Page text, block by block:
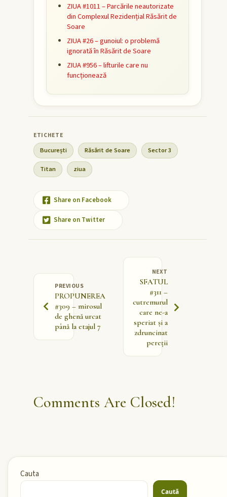
ZIUA #1011 – Parcările neautorizate
din Complexul Rezidențial Răsărit de
Soare
ZIUA #26 – gunoiul: o problemă
ignorată în Răsărit de Soare
ZIUA #956 – lifturile care nu
funcționează
București Răsărit de Soare Sector 3
Titan ziua
Share on Facebook
Share on Twitter
PREVIOUS
PROPUNEREA
#309 – mirosul
de ghenă urcat
până la etajul 7
NEXT
SFATUL
#311 –
cutremurul
care ne-a
speriat și a
zdruncinat
pereții
Comments Are Closed!
Cauta
Caută